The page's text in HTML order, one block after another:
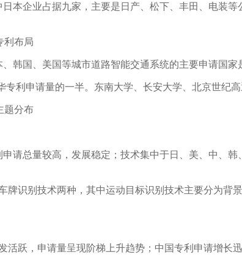
本企业占据九家，主要是日产、松下、丰田、电装
利布局
韩国、美国等城市道路智能交通系统的主要申请国家
利申请量的一半。东南大学、长安大学、北京世纪高
题分布
请总量较高，发展稳定；技术集中于日、美、中、
识别技术两种，其中运动目标识别技术主要分为背
跃，申请量呈现阶梯上升趋势；中国专利申请增长